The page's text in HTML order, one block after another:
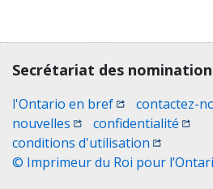
Contact, terms,
Secrétariat des
l'Ontario en bref(Ouvrir une
contactez-
nouvelles (Ouvrir une nouvelle
confidentialité
conditions d'utilisation (Ouvrir
© Imprimeur du Roi pour